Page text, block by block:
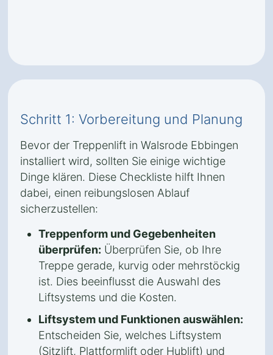
Schritt 1: Vorbereitung und Planung
Bevor der Treppenlift in Walsrode Ebbingen
installiert wird, sollten Sie einige wichtige
Dinge klären. Diese Checkliste hilft Ihnen
dabei, einen reibungslosen Ablauf
sicherzustellen:
Treppenform und Gegebenheiten
überprüfen: Überprüfen Sie, ob Ihre
Treppe gerade, kurvig oder mehrstöckig
ist. Dies beeinflusst die Auswahl des
Liftsystems und die Kosten.
Liftsystem und Funktionen auswählen:
Entscheiden Sie, welches Liftsystem
(Sitzlift, Plattformlift oder Hublift) und